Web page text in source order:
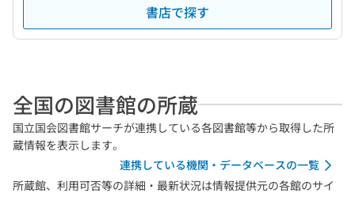
書店で探す
全国の図書館の所蔵
国立国会図書館サーチが連携している各図書館等から取得した所
蔵情報を表示します。
連携している機関・データベースの一覧
所蔵館、利用可否等の詳細・最新状況は情報提供元の各館のサイ